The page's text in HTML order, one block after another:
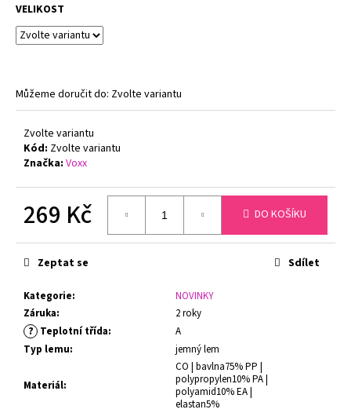
VELIKOST
Můžeme doručit do: Zvolte variantu
Zvolte variantu
Kód: Zvolte variantu
Značka: Voxx
269 Kč
cena:
DO KOŠÍKU
Kategorie:
NOVINKY
Záruka: 2 roky
? Teplotní třída:
A
Typ lemu: jemný lem
Materiál:
CO | bavlna75% PP |
polypropylen10% PA |
polyamid10% EA |
elastan5%
Zeptat se Sdílet
j
e
m
ZMENŠOVACÍ
PODPRSENKA
MINIMIZER
NATURANA
5063
Kč
Původně:
799
Kč